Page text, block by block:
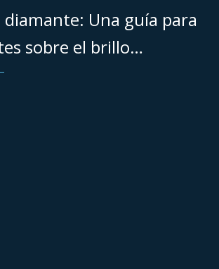
diamante: Una guía para
sobre el brillo